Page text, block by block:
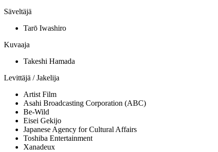
Säveltäjä
Tarō Iwashiro
Kuvaaja
Takeshi Hamada
Levittäjä / Jakelija
Artist Film
Asahi Broadcasting Corporation (ABC)
Be-Wild
Eisei Gekijo
Japanese Agency for Cultural Affairs
Toshiba Entertainment
Xanadeux